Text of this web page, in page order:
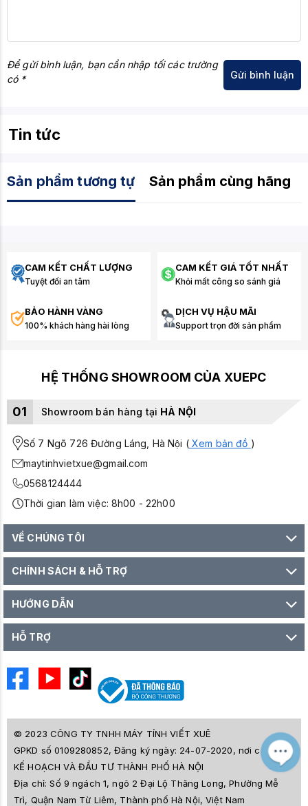
Để gửi bình luận, bạn cần nhập tối các trường
có *
Tin tức
Sản phẩm tương tự Sản phẩm cùng hãng
CAM KẾT CHẤT LƯỢNG
Tuyệt đối an tâm
CAM KẾT GIÁ TỐT NHẤT
Khỏi mất công so sánh giá
BẢO HÀNH VÀNG
100% khách hàng hài lòng
DỊCH VỤ HẬU MÃI
Support trọn đời sản phẩm
HỆ THỐNG SHOWROOM CỦA XUEPC
01 Showroom bán hàng tại HÀ NỘI
Số 7 Ngõ 726 Đường Láng, Hà Nội (Xem bản đồ )
maytinhvietxue@gmail.com
0568124444
Thời gian làm việc: 8h00 - 22h00
VỀ CHÚNG TÔI
CHÍNH SÁCH & HỖ TRỢ
HƯỚNG DẪN
HỖ TRỢ
© 2023 CÔNG TY TNHH MÁY TÍNH VIẾT XUÊ
GPKD số 0109280852, Đăng ký ngày: 24-07-2020, nơi cấp SỞ
KẾ HOẠCH VÀ ĐẦU TƯ THÀNH PHỐ HÀ NỘI
Địa chỉ:Số 9 ngách 1, ngõ 2 Đại Lộ Thăng Long, Phường Mễ
Trì, Quận Nam Từ Liêm, Thành phố Hà Nội, Việt Nam